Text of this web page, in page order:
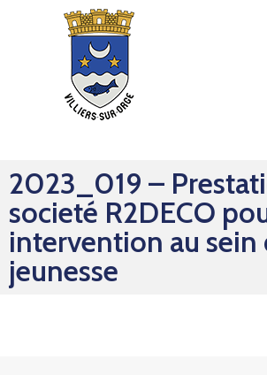
Sorties
Mes
Démarches
2023_019 –
societé R2DECO
intervention au sein
jeunesse